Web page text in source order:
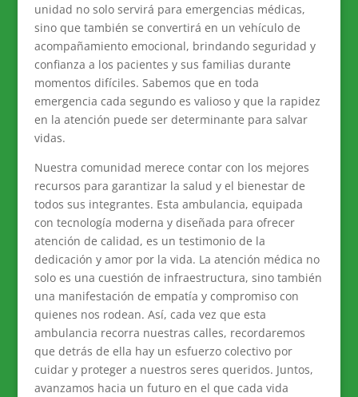
unidad no solo servirá para emergencias médicas,
sino que también se convertirá en un vehículo de
acompañamiento emocional, brindando seguridad y
confianza a los pacientes y sus familias durante
momentos difíciles. Sabemos que en toda
emergencia cada segundo es valioso y que la rapidez
en la atención puede ser determinante para salvar
vidas.
Nuestra comunidad merece contar con los mejores
recursos para garantizar la salud y el bienestar de
todos sus integrantes. Esta ambulancia, equipada
con tecnología moderna y diseñada para ofrecer
atención de calidad, es un testimonio de la
dedicación y amor por la vida. La atención médica no
solo es una cuestión de infraestructura, sino también
una manifestación de empatía y compromiso con
quienes nos rodean. Así, cada vez que esta
ambulancia recorra nuestras calles, recordaremos
que detrás de ella hay un esfuerzo colectivo por
cuidar y proteger a nuestros seres queridos. Juntos,
avanzamos hacia un futuro en el que cada vida